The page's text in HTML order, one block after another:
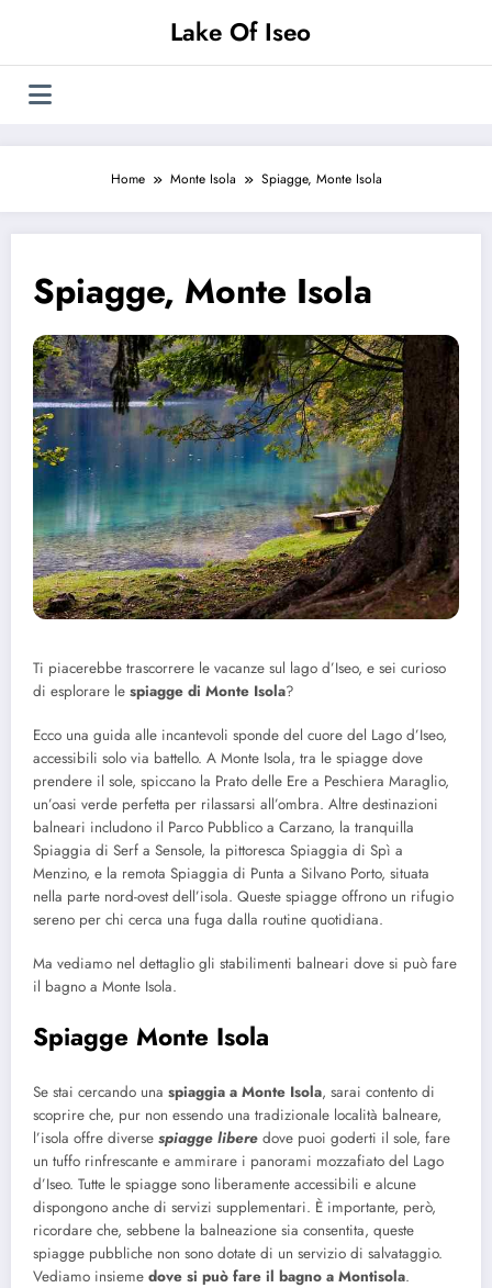
Lake Of Iseo
Home Monte Isola Spiagge, Monte Isola
Spiagge, Monte Isola
Ti piacerebbe trascorrere le vacanze sul lago d’Iseo, e sei curioso
di esplorare le spiagge di Monte Isola?
Ecco una guida alle incantevoli sponde del cuore del Lago d’Iseo,
accessibili solo via battello. A Monte Isola, tra le spiagge dove
prendere il sole, spiccano la Prato delle Ere a Peschiera Maraglio,
un’oasi verde perfetta per rilassarsi all’ombra. Altre destinazioni
balneari includono il Parco Pubblico a Carzano, la tranquilla
Spiaggia di Serf a Sensole, la pittoresca Spiaggia di Spì a
Menzino, e la remota Spiaggia di Punta a Silvano Porto, situata
nella parte nord-ovest dell’isola. Queste spiagge offrono un rifugio
sereno per chi cerca una fuga dalla routine quotidiana.
Ma vediamo nel dettaglio gli stabilimenti balneari dove si può fare
il bagno a Monte Isola.
Spiagge Monte Isola
Se stai cercando una spiaggia a Monte Isola, sarai contento di
scoprire che, pur non essendo una tradizionale località balneare,
l’isola offre diverse spiagge libere dove puoi goderti il sole, fare
un tuffo rinfrescante e ammirare i panorami mozzafiato del Lago
d’Iseo. Tutte le spiagge sono liberamente accessibili e alcune
dispongono anche di servizi supplementari. È importante, però,
ricordare che, sebbene la balneazione sia consentita, queste
spiagge pubbliche non sono dotate di un servizio di salvataggio.
Vediamo insieme dove si può fare il bagno a Montisola.